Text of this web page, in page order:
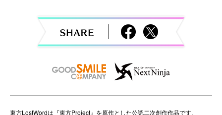
o
東方LostWordは『東方Project』を原作とした公認二次創作作品です。